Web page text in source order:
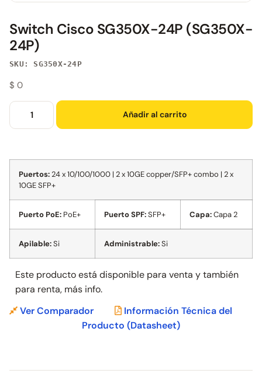
Switch Cisco SG350X-24P (SG350X-
24P)
SKU: SG350X-24P
$ 0
Añadir al carrito
Puertos:24 x 10/100/1000 | 2 x 10GE copper/SFP+ combo | 2 x
10GE SFP+
Puerto PoE: PoE+ Puerto SPF:SFP+ Capa:Capa 2
Apilable:Si Administrable:Si
Este producto está disponible para venta y también
para renta, más info.
Ver Comparador
Información Técnica del
Producto (Datasheet)